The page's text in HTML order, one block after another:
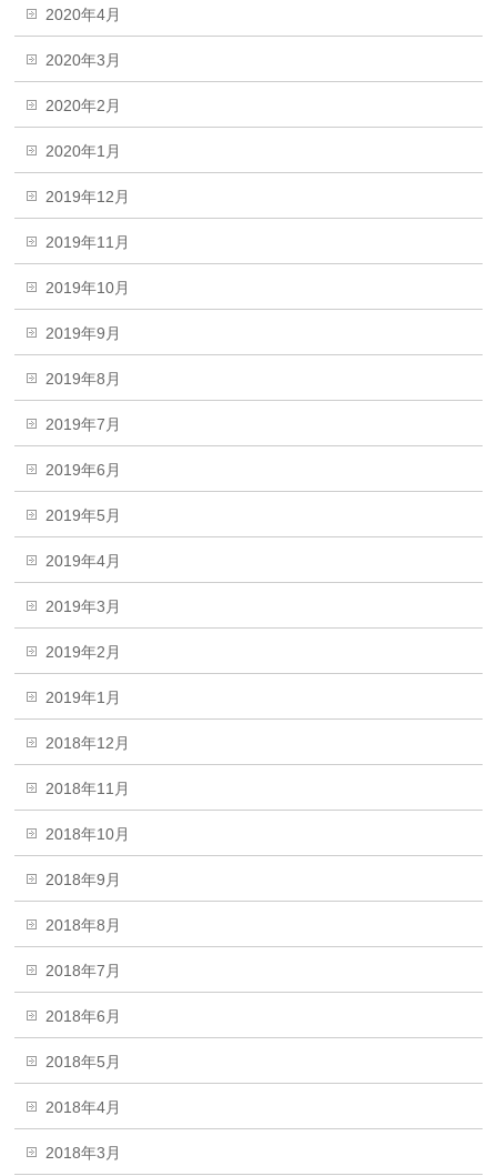
2020年4月
2020年3月
2020年2月
2020年1月
2019年12月
2019年11月
2019年10月
2019年9月
2019年8月
2019年7月
2019年6月
2019年5月
2019年4月
2019年3月
2019年2月
2019年1月
2018年12月
2018年11月
2018年10月
2018年9月
2018年8月
2018年7月
2018年6月
2018年5月
2018年4月
2018年3月